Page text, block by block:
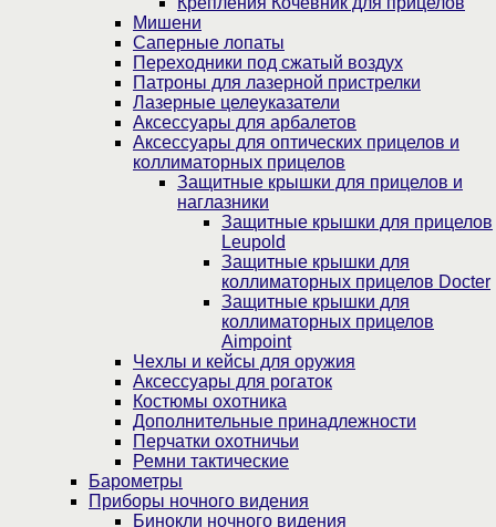
Мишени
Саперные лопаты
Переходники под сжатый воздух
Патроны для лазерной пристрелки
Лазерные целеуказатели
Аксессуары для арбалетов
Аксессуары для оптических прицелов и
коллиматорных прицелов
Защитные крышки для прицелов и
наглазники
Защитные крышки для прицелов
Leupold
Защитные крышки для
коллиматорных прицелов Docter
Защитные крышки для
коллиматорных прицелов
Aimpoint
Чехлы и кейсы для оружия
Аксессуары для рогаток
Костюмы охотника
Дополнительные принадлежности
Перчатки охотничьи
Ремни тактические
Барометры
Приборы ночного видения
Бинокли ночного видения